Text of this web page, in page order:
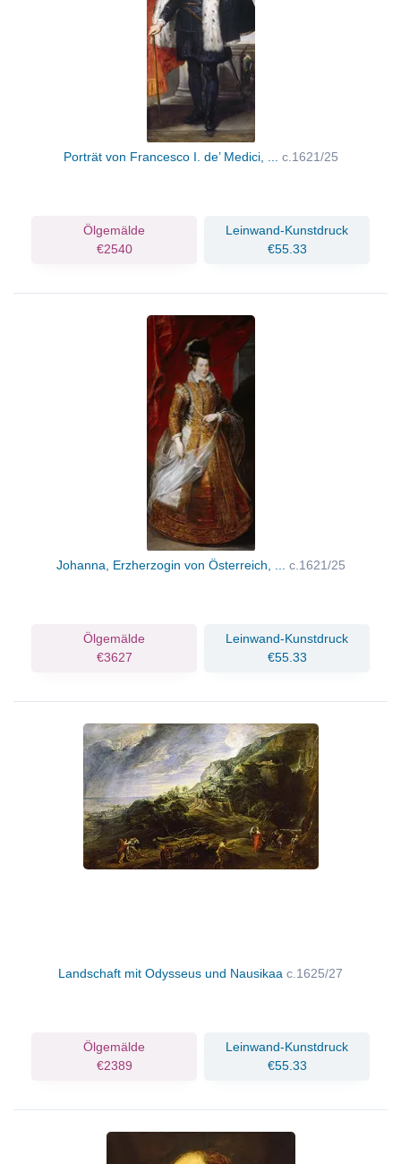
Porträt von Francesco I. de’ Medici, ... c.1621/25
Ölgemälde
€2540
Leinwand-Kunstdruck
€55.33
Johanna, Erzherzogin von Österreich, ... c.1621/25
Ölgemälde
€3627
Leinwand-Kunstdruck
€55.33
Landschaft mit Odysseus und Nausikaa c.1625/27
Ölgemälde
€2389
Leinwand-Kunstdruck
€55.33